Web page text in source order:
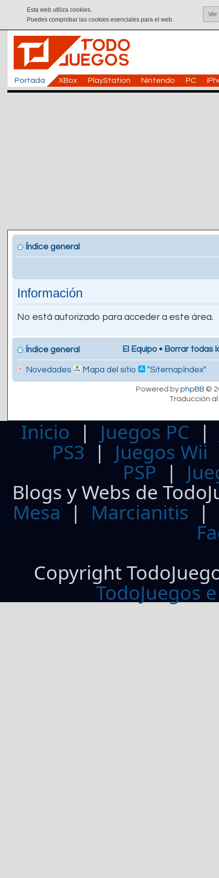
Esta web utiliza cookies.
Puedes comprobar las cookies esenciales para el web.
Ver
Portada XBox PlayStation Nintendo PC
Índice general
Información
No está autorizado para acceder a este área.
Índice general El Equipo • Borrar todas
Novedades Mapa del sitio "SitemapIndex"
Powered byphpBB ©
Traducción
Inicio | Juegos PC
PS3| Juegos Wii
PSP |
Blogs y Webs de
Mesa | Marcianitis |
Copyright
TodoJuegos